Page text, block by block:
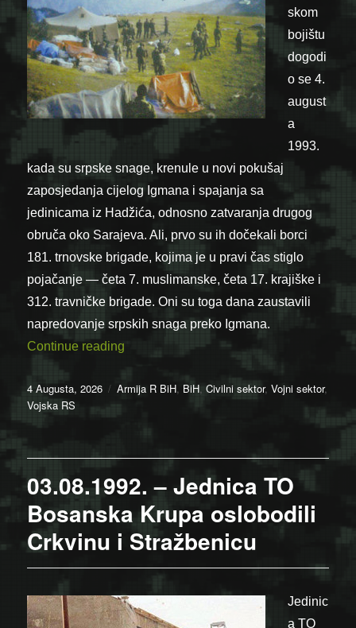
skom
bojištu
dogodi
o se 4.
august
a
1993.
kada su srpske snage, krenule u novi pokušaj
zaposjedanja cijelog Igmana i spajanja sa
jedinicama iz Hadžića, odnosno zatvaranja drugog
obruča oko Sarajeva. Ali, prvo su ih dočekali borci
181. trnovske brigade, kojima je u pravi čas stiglo
pojačanje — četa 7. muslimanske, četa 17. krajiške i
312. travničke brigade. Oni su toga dana zaustavili
napredovanje srpskih snaga preko Igmana.
Continue reading “04.08.1993. – Jednice Armije BiH
Posted
on
4 Augusta, 2026 Categories
Armija R BiH, BiH,Civilni sektor,Vojni sektor,
Vojska RS
03.08.1992. – Jednica TO
Bosanska Krupa oslobodili
Crkvinu i Stražbenicu
Jedinic
a TO